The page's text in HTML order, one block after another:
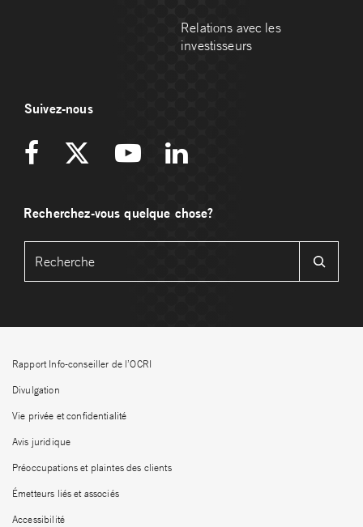
Relations avec les
investisseurs
Suivez-nous
Recherchez-vous quelque chose?
Rapport Info-conseiller de l’OCRI
Divulgation
Vie privée et confidentialité
Avis juridique
Préoccupations et plaintes des clients
Émetteurs liés et associés
Accessibilité